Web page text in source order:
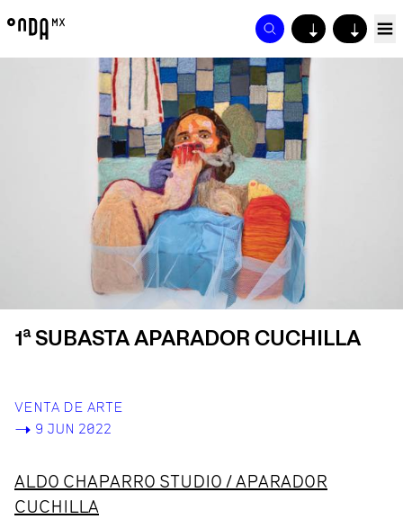
↓ ↓
1ª SUBASTA APARADOR CUCHILLA
VENTA DE ARTE
-> 9 JUN 2022
ALDO CHAPARRO STUDIO / APARADOR
CUCHILLA